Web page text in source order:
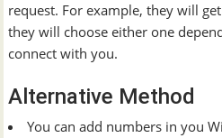
request. For example, they will
they will choose either one
connect with you.
Alternative Method
You can add numbers in you